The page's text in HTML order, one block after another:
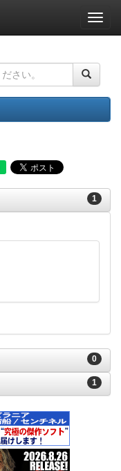
ナ
ビ
ー
ョ
ン
1
0
1